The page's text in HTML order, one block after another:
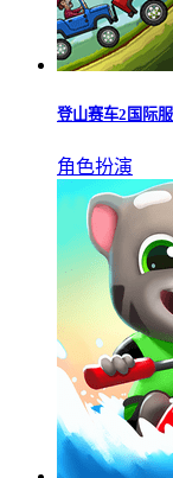
登山赛车2国际
角色扮演